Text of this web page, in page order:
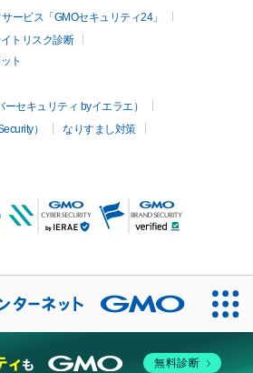
ービス「GMOセキュリティ24」
トリスク診断
ト
セキュリティ byイエラエ）
）
なりすまし対策
無料診断